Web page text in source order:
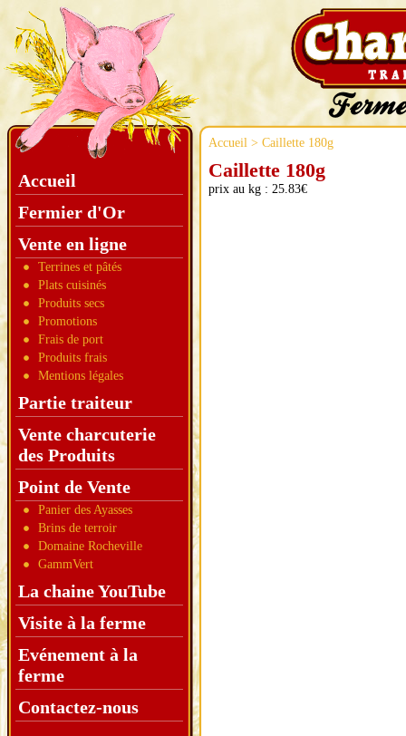
Accueil > Caillette 180g
Accueil
Fermier d'Or
Vente en ligne
Terrines et pâtés
Plats cuisinés
Produits secs
Promotions
Frais de port
Produits frais
Mentions légales
Partie traiteur
Vente charcuterie
des Produits
Point de Vente
Panier des Ayasses
Brins de terroir
Domaine Rocheville
GammVert
La chaine YouTube
Visite à la ferme
Evénement à la
ferme
Contactez-nous
Caillette 180g
prix au kg : 25.83€